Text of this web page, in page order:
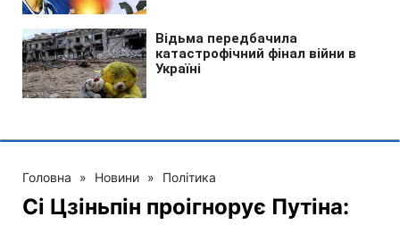
Головна » Новини » Політика
Сі Цзіньпін проігнорує Путіна: